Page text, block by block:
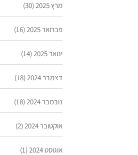
מרץ 2025 (30)
פברואר 2025 (16)
ינואר 2025 (14)
דצמבר 2024 (18)
נובמבר 2024 (18)
אוקטובר 2024 (2)
אוגוסט 2024 (1)